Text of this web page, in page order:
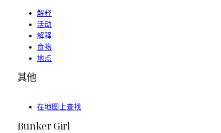
解释
活动
解释
食物
地点
其他
在地图上查找
Bunker Girl